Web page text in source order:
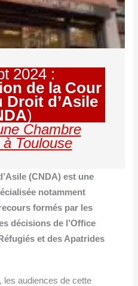
2024 :
de la Cour
Droit d’Asile
)
Chambre
Toulouse
(CNDA) est une
notamment
formés par les
décisions de l’Office
et des Apatrides
les audiences de cette